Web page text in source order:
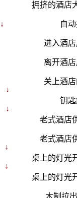
↓
↓
↓
↓
↓
拥挤的酒店
自
进入酒店
离开酒店
关上酒店
钥
老式酒店
老式酒店
桌上的灯光
桌上的灯光
木制拉出